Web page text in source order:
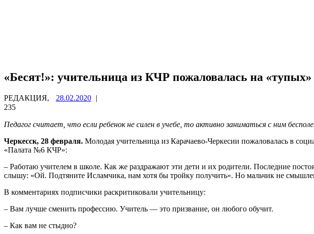
«Бесят!»: учительница из КЧР пожаловалась на
РЕДАКЦИЯ, 28.02.2020 |
235
Педагог считает, что если ребенок не силен в учебе, то активно заниматься с ним
Черкесск, 28 февраля. Молодая учительница из Карачаево-Черкесии пожаловалась в
«Палата №6 КЧР»:
– Работаю учителем в школе. Как же раздражают эти дети и их родители. Последние
слышу: «Ой. Подтяните Исламчика, нам хотя бы тройку получить». Но мальчик не
В комментариях подписчики раскритиковали учительницу:
– Вам лучше сменить профессию. Учитель — это призвание, он любого обучит.
– Как вам не стыдно?